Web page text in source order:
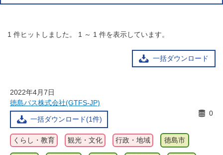
1 件ヒットしました。 1 ～ 1 件を表示しています。
一括ダウンロード
2022年4月7日
徳島バス株式会社(GTFS-JP)
一括ダウンロード(1件)
0
くらし・教育 観光・文化 行政・地域 徳島市